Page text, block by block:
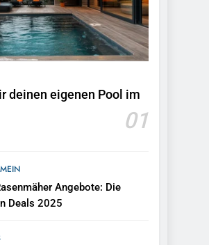
Aktion: Top Angebote und
Schnäppchen
TOOLS
der Nähe: Die besten
Anbieter vergleichen
So sparen Sie Platz in
Ihrer Garage
ALLGEMEIN
deinen eigenen Pool im
01
Angebote: Die
Deals 2025